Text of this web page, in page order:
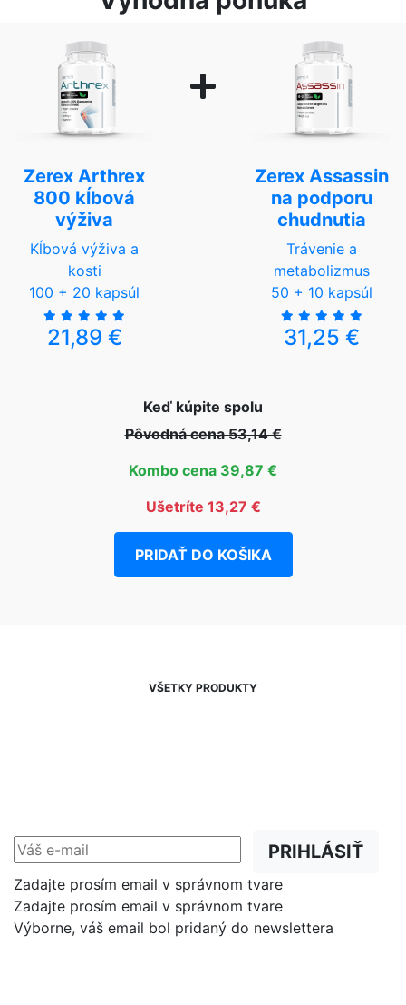
Zerex Arthrex
800 kĺbová
výživa
Kĺbová výživa a
kosti
100 + 20 kapsúl
21,89 €
Zerex Assassin
na podporu
chudnutia
Trávenie a
metabolizmus
50 + 10 kapsúl
31,25 €
Keď kúpite spolu
Pôvodná cena 53,14 €
Kombo cena 39,87 €
Ušetríte 13,27 €
PRIDAŤ DO KOŠIKA
VŠETKY PRODUKTY
PRIHLÁSIŤ
Zadajte prosím email v správnom tvare
Zadajte prosím email v správnom tvare
Výborne, váš email bol pridaný do newslettera